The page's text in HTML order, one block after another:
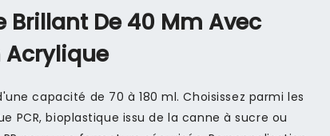
Brillant De 40 Mm Avec
Acrylique
capacité de 70 à 180 ml. Choisissez parmi les
PCR, bioplastique issu de la canne à sucre ou